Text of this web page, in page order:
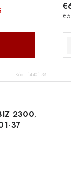
Kód: 14401-38
2300,
37